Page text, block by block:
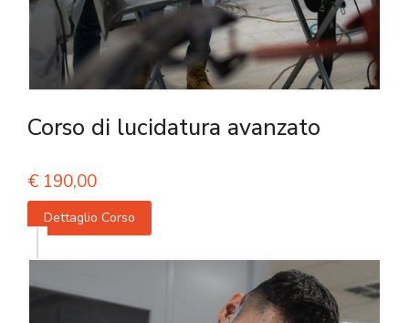
Corso di lucidatura avanzato
€ 190,00
Dettaglio Corso